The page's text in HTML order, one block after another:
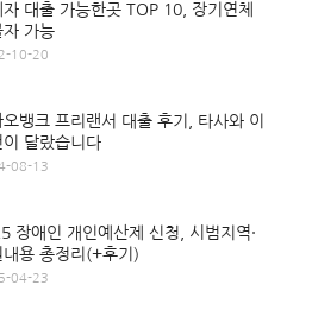
자 대출 가능한곳 TOP 10, 장기연체
자 가능
10-20
오뱅크 프리랜서 대출 후기, 타사와 이
이 달랐습니다
08-13
장애인 개인예산제 신청, 시범지역·
내용 총정리(+후기)
04-23